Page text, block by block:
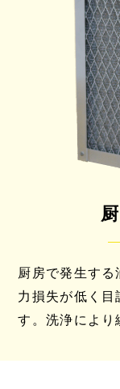
厨房で発生す
力損失が低く目
す。洗浄により